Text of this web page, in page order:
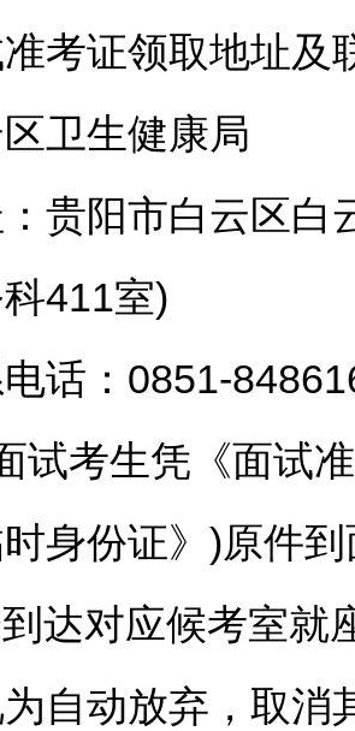
证领取地址及
区卫生健康局
贵阳市白云区白
411室)
：0851-
考生凭《面试准
身份证》)原件
达对应候考室就
自动放弃，取消